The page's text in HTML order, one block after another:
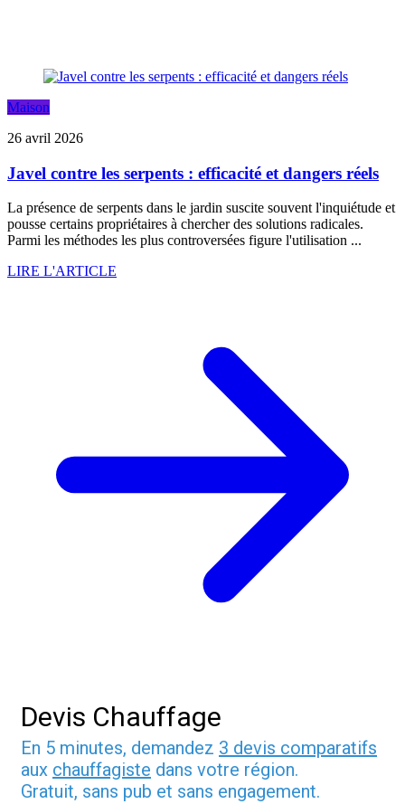
Maison
26 avril 2026
Javel contre les serpents : efficacité et dangers réels
La présence de serpents dans le jardin suscite souvent l'inquiétude et
pousse certains propriétaires à chercher des solutions radicales.
Parmi les méthodes les plus controversées figure l'utilisation ...
LIRE L'ARTICLE
Devis Chauffage
En 5 minutes, demandez 3 devis comparatifs
aux chauffagiste dans votre région.
Gratuit, sans pub et sans engagement.